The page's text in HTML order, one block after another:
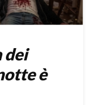
dei
è